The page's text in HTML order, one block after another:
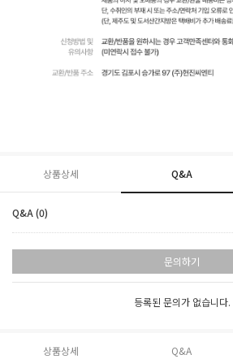
상품상세 Q&A
Q&A (0)
문의하기
등록된 문의가 없습니다.
상품상세 Q&A